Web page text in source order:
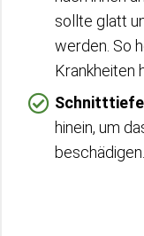
sollte glatt
werden. So
Krankheiten
hinein, um
beschädigen.